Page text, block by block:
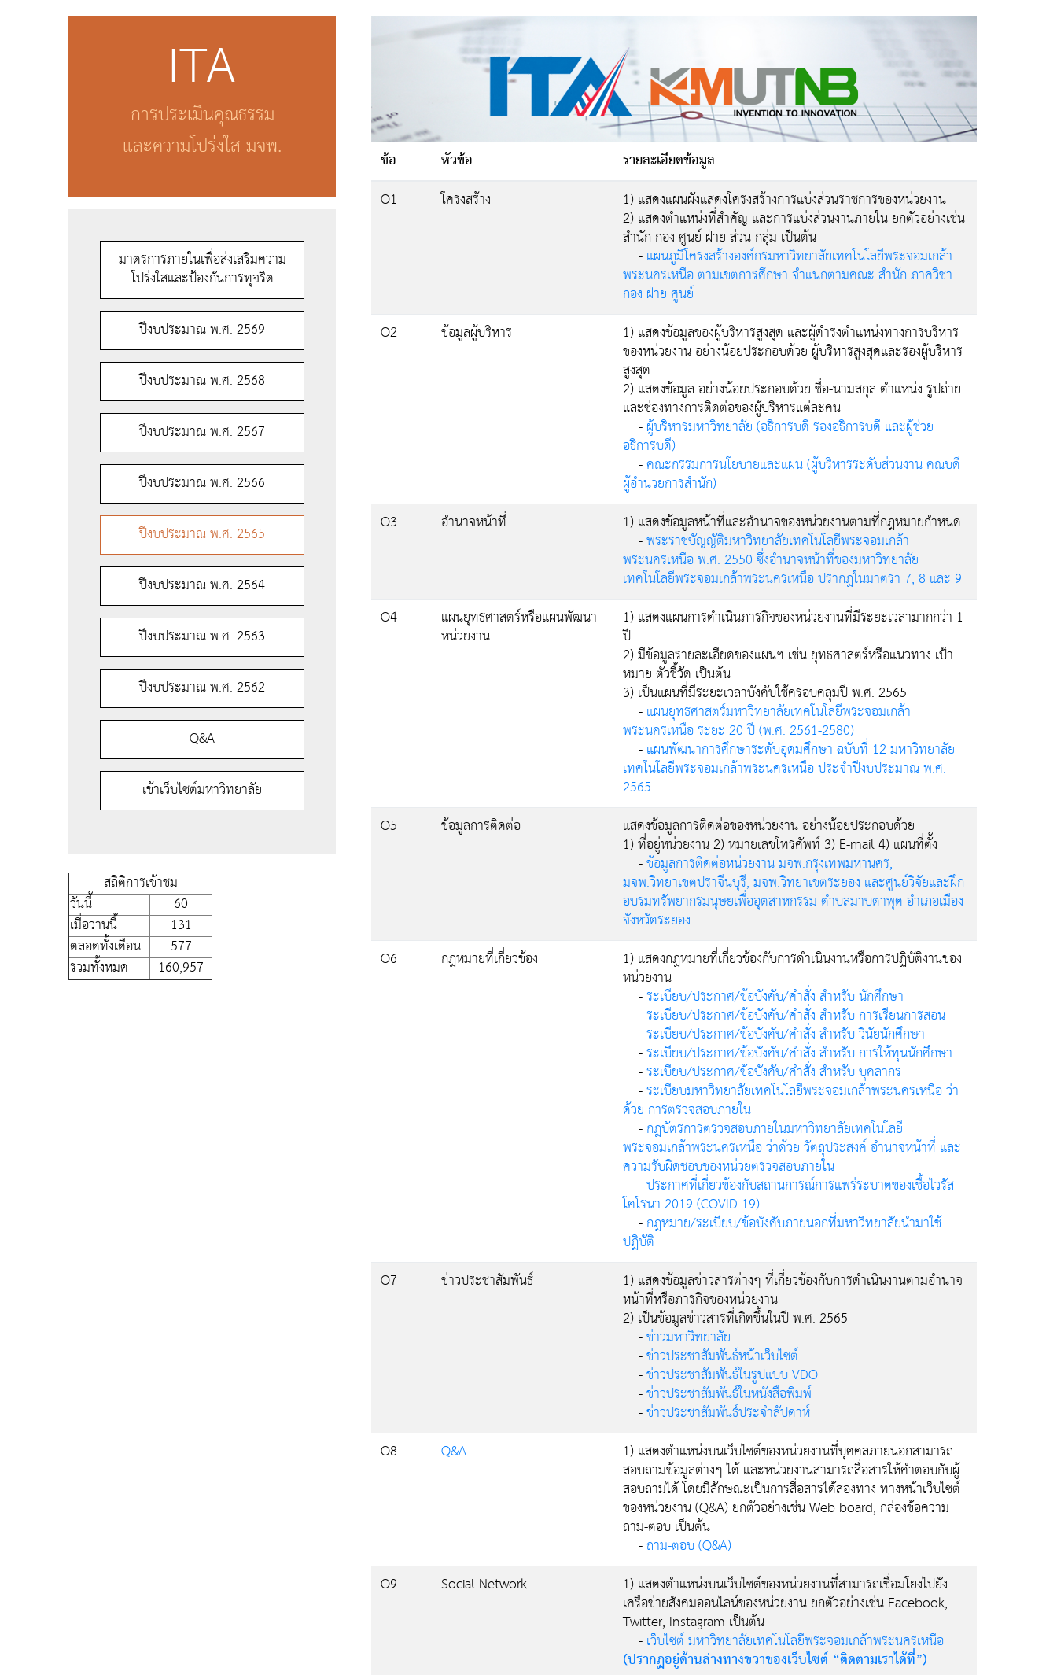
ITA
การประเมินคุณธรรม
และความโปร่งใส มจพ.
มาตรการภายในเพื่อส่งเสริมความ
โปร่งใสและป้องกันการทุจริต
ปีงบประมาณ พ.ศ. 2569
ปีงบประมาณ พ.ศ. 2568
ปีงบประมาณ พ.ศ. 2567
ปีงบประมาณ พ.ศ. 2566
ปีงบประมาณ พ.ศ. 2565
ปีงบประมาณ พ.ศ. 2564
ปีงบประมาณ พ.ศ. 2563
ปีงบประมาณ พ.ศ. 2562
Q&A
เข้าเว็บไซต์มหาวิทยาลัย
สถิติการเข้าชม
วันนี้
60
เมื่อวานนี้
131
ตลอดทั้งเดือน
577
รวมทั้งหมด
160,957
ข้อ หัวข้อ รายละเอียดข้อมูล
O1 โครงสร้าง 1) แสดงแผนผังแสดงโครงสร้างการแบ่งส่วนราชการของหน่วยงาน
2) แสดงตำแหน่งที่สำคัญ และการแบ่งส่วนงานภายใน ยกตัวอย่างเช่น
สำนัก กอง ศูนย์ ฝ่าย ส่วน กลุ่ม เป็นต้น
-แผนภูมิโครงสร้างองค์กรมหาวิทยาลัยเทคโนโลยีพระจอมเกล้า
พระนครเหนือ ตามเขตการศึกษา จำแนกตามคณะ สำนัก ภาควิชา
กอง ฝ่าย ศูนย์
O2
ข้อมูลผู้บริหาร 1) แสดงข้อมูลของผู้บริหารสูงสุด และผู้ดำรงตำแหน่งทางการบริหาร
ของหน่วยงาน อย่างน้อยประกอบด้วย ผู้บริหารสูงสุดและรองผู้บริหาร
สูงสุด
2) แสดงข้อมูล อย่างน้อยประกอบด้วย ชื่อ-นามสกุล ตำแหน่ง รูปถ่าย
และช่องทางการติดต่อของผู้บริหารแต่ละคน
-ผู้บริหารมหาวิทยาลัย (อธิการบดี รองอธิการบดี และผู้ช่วย
อธิการบดี)
-คณะกรรมการนโยบายและแผน (ผู้บริหารระดับส่วนงาน คณบดี
ผู้อำนวยการสำนัก)
O3
อำนาจหน้าที่ 1) แสดงข้อมูลหน้าที่และอำนาจของหน่วยงานตามที่กฎหมายกำหนด
-พระราชบัญญัติมหาวิทยาลัยเทคโนโลยีพระจอมเกล้า
พระนครเหนือ พ.ศ. 2550 ซึ่งอำนาจหน้าที่ของมหาวิทยาลัย
เทคโนโลยีพระจอมเกล้าพระนครเหนือ ปรากฎในมาตรา 7, 8 และ 9
O4
แผนยุทธศาสตร์หรือแผนพัฒนา
หน่วยงาน
1) แสดงแผนการดำเนินภารกิจของหน่วยงานที่มีระยะเวลามากกว่า 1
ปี
2) มีข้อมูลรายละเอียดของแผนฯ เช่น ยุทธศาสตร์หรือแนวทาง เป้า
หมาย ตัวชี้วัด เป็นต้น
3) เป็นแผนที่มีระยะเวลาบังคับใช้ครอบคลุมปี พ.ศ. 2565
-แผนยุทธศาสตร์มหาวิทยาลัยเทคโนโลยีพระจอมเกล้า
พระนครเหนือ ระยะ 20 ปี (พ.ศ. 2561-2580)
-แผนพัฒนาการศึกษาระดับอุดมศึกษา ฉบับที่ 12 มหาวิทยาลัย
เทคโนโลยีพระจอมเกล้าพระนครเหนือ ประจำปีงบประมาณ พ.ศ.
2565
O5
ข้อมูลการติดต่อ แสดงข้อมูลการติดต่อของหน่วยงาน อย่างน้อยประกอบด้วย
1) ที่อยู่หน่วยงาน 2) หมายเลขโทรศัพท์ 3) E-mail 4) แผนที่ตั้ง
-ข้อมูลการติดต่อหน่วยงาน มจพ.กรุงเทพมหานคร,
มจพ.วิทยาเขตปราจีนบุรี, มจพ.วิทยาเขตระยอง และศูนย์วิจัยและฝึก
อบรมทรัพยากรมนุษยเพื่ออุตสาหกรรม ตำบลมาบตาพุด อำเภอเมือง
จังหวัดระยอง
O6
กฎหมายที่เกี่ยวข้อง 1) แสดงกฎหมายที่เกี่ยวข้องกับการดำเนินงานหรือการปฏิบัติงานของ
หน่วยงาน
-ระเบียบ/ประกาศ/ข้อบังคับ/คำสั่ง สำหรับ นักศึกษา
-ระเบียบ/ประกาศ/ข้อบังคับ/คำสั่ง สำหรับ การเรียนการสอน
-ระเบียบ/ประกาศ/ข้อบังคับ/คำสั่ง สำหรับ วินัยนักศึกษา
-ระเบียบ/ประกาศ/ข้อบังคับ/คำสั่ง สำหรับ การให้ทุนนักศึกษา
-ระเบียบ/ประกาศ/ข้อบังคับ/คำสั่ง สำหรับ บุคลากร
-ระเบียบมหาวิทยาลัยเทคโนโลยีพระจอมเกล้าพระนครเหนือ ว่า
ด้วย การตรวจสอบภายใน
-กฎบัตรการตรวจสอบภายในมหาวิทยาลัยเทคโนโลยี
พระจอมเกล้าพระนครเหนือ ว่าด้วย วัตถุประสงค์ อำนาจหน้าที่ และ
ความรับผิดชอบของหน่วยตรวจสอบภายใน
-ประกาศที่เกี่ยวข้องกับสถานการณ์การแพร่ระบาดของเชื้อไวรัส
โคโรนา 2019 (COVID-19)
-กฎหมาย/ระเบียบ/ข้อบังคับภายนอกที่มหาวิทยาลัยนำมาใช้
ปฏิบัติ
O7
ข่าวประชาสัมพันธ์ 1) แสดงข้อมูลข่าวสารต่างๆ ที่เกี่ยวข้องกับการดำเนินงานตามอำนาจ
หน้าที่หรือภารกิจของหน่วยงาน
2) เป็นข้อมูลข่าวสารที่เกิดขึ้นในปี พ.ศ. 2565
-ข่าวมหาวิทยาลัย
-ข่าวประชาสัมพันธ์หน้าเว็บไซต์
-ข่าวประชาสัมพันธ์ในรูปแบบ VDO
-ข่าวประชาสัมพันธ์ในหนังสือพิมพ์
-ข่าวประชาสัมพันธ์ประจำสัปดาห์
O8
Q&A 1) แสดงตำแหน่งบนเว็บไซต์ของหน่วยงานที่บุคคลภายนอกสามารถ
สอบถามข้อมูลต่างๆ ได้ และหน่วยงานสามารถสื่อสารให้คำตอบกับผู้
สอบถามได้ โดยมีลักษณะเป็นการสื่อสารได้สองทาง ทางหน้าเว็บไซต์
ของหน่วยงาน (Q&A) ยกตัวอย่างเช่น Web board, กล่องข้อความ
ถาม-ตอบ เป็นต้น
-ถาม-ตอบ (Q&A)
O9
Social Network 1) แสดงตำแหน่งบนเว็บไซต์ของหน่วยงานที่สามารถเชื่อมโยงไปยัง
เครือข่ายสังคมออนไลน์ของหน่วยงาน ยกตัวอย่างเช่น Facebook,
Twitter, Instagram เป็นต้น
-เว็บไซต์ มหาวิทยาลัยเทคโนโลยีพระจอมเกล้าพระนครเหนือ
(ปรากฏอยู่ด้านล่างทางขวาของเว็บไซต์ “ติดตามเราได้ที่”)